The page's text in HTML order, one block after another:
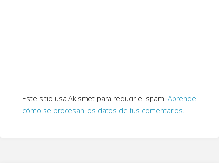
Este sitio usa Akismet para reducir el spam. Aprende
cómo se procesan los datos de tus comentarios.